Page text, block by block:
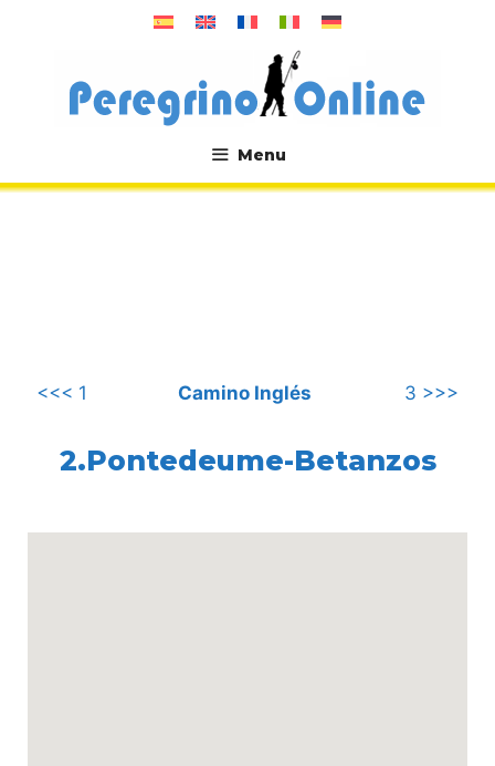
Menu
.
<<< 1 Camino Inglés 3 >>>
2.Pontedeume-Betanzos